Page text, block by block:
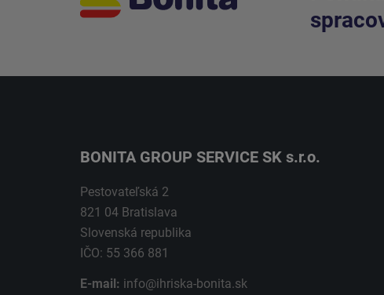
BONITA GROUP SERVICE SK s.r.o.
Pestovateľská 2
821 04 Bratislava
Slovenská republika
IČO: 55 366 881
E-mail: info@ihriska-bonita.sk